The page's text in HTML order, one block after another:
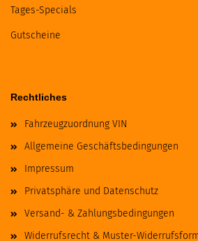
Tages-Specials
Gutscheine
Rechtliches
Fahrzeugzuordnung VIN
Allgemeine Geschäftsbedingungen
Impressum
Privatsphäre und Datenschutz
Versand- & Zahlungsbedingungen
Widerrufsrecht & Muster-